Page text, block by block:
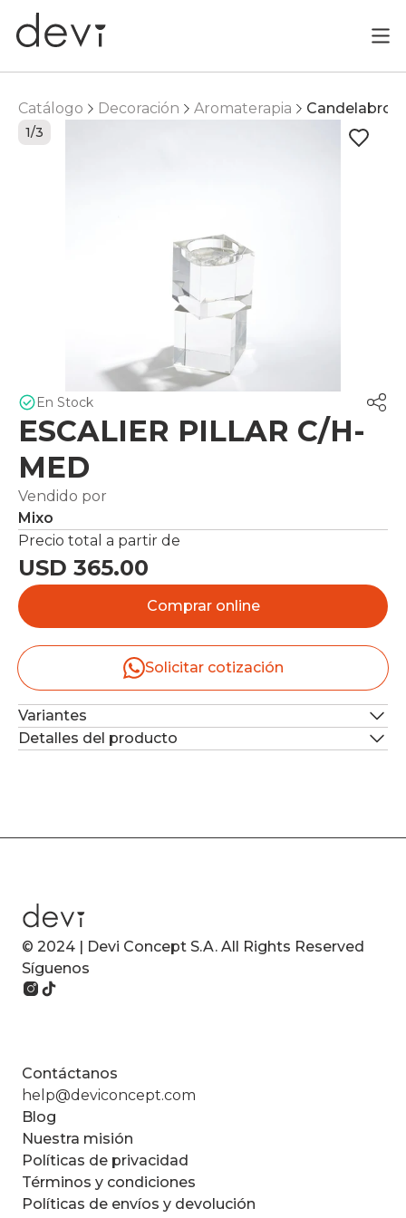
Catálogo Decoración Aromaterapia Candelabro
1/3
En Stock
ESCALIER PILLAR C/H-
MED
Vendido por
Mixo
Precio total a partir de
USD 365.00
Comprar online
Solicitar cotización
Variantes
Detalles del producto
© 2024 | Devi Concept S.A. All Rights Reserved
Síguenos
Contáctanos
help@deviconcept.com
Blog
Nuestra misión
Políticas de privacidad
Términos y condiciones
Políticas de envíos y devolución